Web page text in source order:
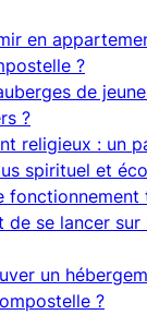
en
?
de
?
religieux : un
spirituel et
fonctionnement
de se lancer sur
un
?